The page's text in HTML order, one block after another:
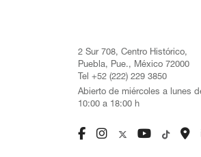
2 Sur 708, Centro Histórico,
Puebla, Pue., México 72000
Tel +52 (222) 229 3850
Abierto de miércoles a lunes
10:00 a 18:00 h